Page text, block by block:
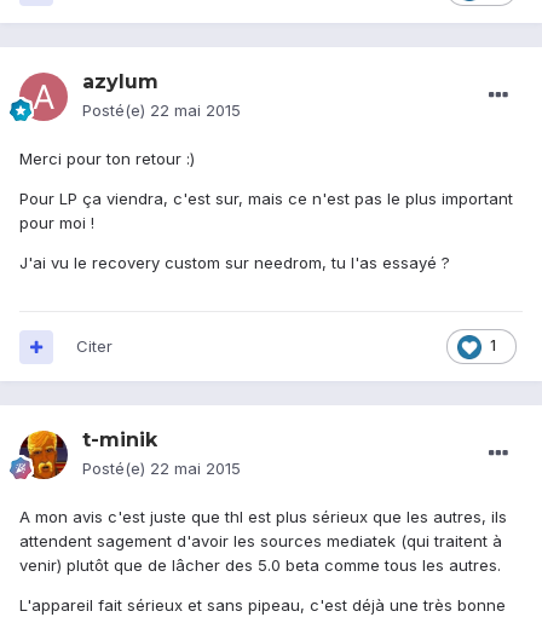
azylum
Posté(e) 22 mai 2015
Merci pour ton retour :)
Pour LP ça viendra, c'est sur, mais ce n'est pas le plus important
pour moi !
J'ai vu le recovery custom sur needrom, tu l'as essayé ?
1
Citer
t-minik
Posté(e) 22 mai 2015
A mon avis c'est juste que thl est plus sérieux que les autres, ils
attendent sagement d'avoir les sources mediatek (qui traitent à
venir) plutôt que de lâcher des 5.0 beta comme tous les autres.
L'appareil fait sérieux et sans pipeau, c'est déjà une très bonne